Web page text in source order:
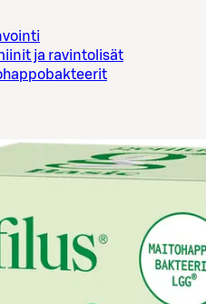
ja ravintolisät